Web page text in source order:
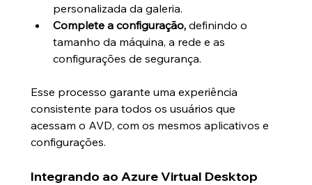
personalizada da galeria.
Complete a configuração, definindo o
tamanho da máquina, a rede e as
configurações de segurança.
Esse processo garante uma experiência
consistente para todos os usuários que
acessam o AVD, com os mesmos aplicativos e
configurações.
Integrando ao Azure Virtual Desktop